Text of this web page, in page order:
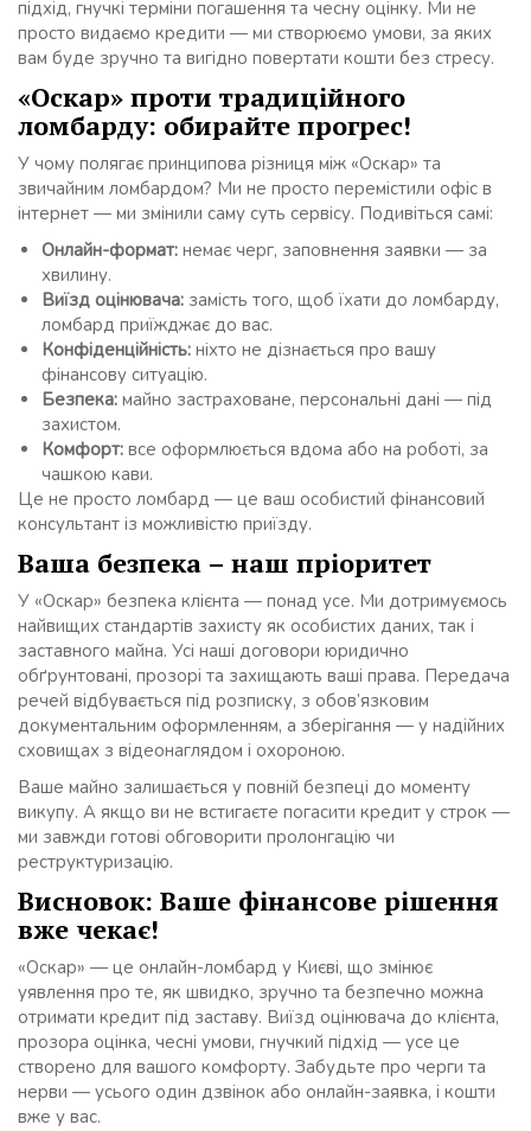
підхід, гнучкі терміни погашення та чесну оцінку. Ми не
просто видаємо кредити — ми створюємо умови, за яких
вам буде зручно та вигідно повертати кошти без стресу.
«Оскар» проти традиційного
ломбарду: обирайте прогрес!
У чому полягає принципова різниця між «Оскар» та
звичайним ломбардом? Ми не просто перемістили офіс в
інтернет — ми змінили саму суть сервісу. Подивіться самі:
Онлайн-формат: немає черг, заповнення заявки — за
хвилину.
Виїзд оцінювача: замість того, щоб їхати до ломбарду,
ломбард приїжджає до вас.
Конфіденційність: ніхто не дізнається про вашу
фінансову ситуацію.
Безпека: майно застраховане, персональні дані — під
захистом.
Комфорт: все оформлюється вдома або на роботі, за
чашкою кави.
Це не просто ломбард — це ваш особистий фінансовий
консультант із можливістю приїзду.
Ваша безпека – наш пріоритет
У «Оскар» безпека клієнта — понад усе. Ми дотримуємось
найвищих стандартів захисту як особистих даних, так і
заставного майна. Усі наші договори юридично
обґрунтовані, прозорі та захищають ваші права. Передача
речей відбувається під розписку, з обов’язковим
документальним оформленням, а зберігання — у надійних
сховищах з відеонаглядом і охороною.
Ваше майно залишається у повній безпеці до моменту
викупу. А якщо ви не встигаєте погасити кредит у строк —
ми завжди готові обговорити пролонгацію чи
реструктуризацію.
Висновок: Ваше фінансове рішення
вже чекає!
«Оскар» — це онлайн-ломбард у Києві, що змінює
уявлення про те, як швидко, зручно та безпечно можна
отримати кредит під заставу. Виїзд оцінювача до клієнта,
прозора оцінка, чесні умови, гнучкий підхід — усе це
створено для вашого комфорту. Забудьте про черги та
нерви — усього один дзвінок або онлайн-заявка, і кошти
вже у вас.